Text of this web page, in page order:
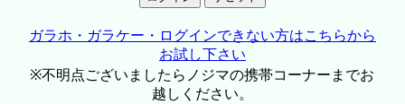
ガラホ・ガラケー・ログインできない方はこちらから
お試し下さい
※不明点ございましたらノジマの携帯コーナーまでお
越しください。